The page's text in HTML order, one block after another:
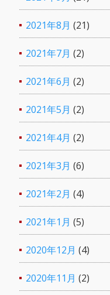
2021年8月 (21)
2021年7月 (2)
2021年6月 (2)
2021年5月 (2)
2021年4月 (2)
2021年3月 (6)
2021年2月 (4)
2021年1月 (5)
2020年12月 (4)
2020年11月 (2)